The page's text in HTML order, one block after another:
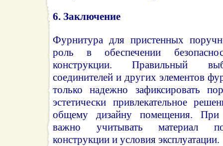
6. Заключение
Фурнитура для пристенных
роль в обеспечении
конструкции. Правильный
соединителей и других элементов
только надежно зафиксировать
эстетически привлекательное
общему дизайну помещения.
важно учитывать материал
конструкции и условия эксплуатации.